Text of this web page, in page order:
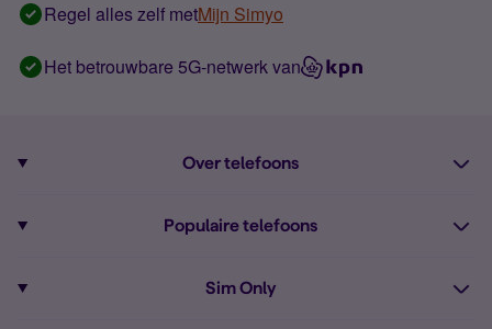
Regel alles zelf metMijn Simyo
Het betrouwbare 5G-netwerk van
Over telefoons
Alle telefoons
Populaire telefoons
Sim Only